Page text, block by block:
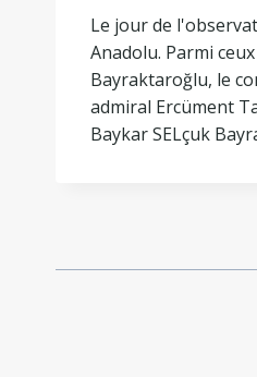
Le jour de
Anadolu. Parmi
Bayraktaroğlu, le
admiral Ercüment
Baykar SELçuk